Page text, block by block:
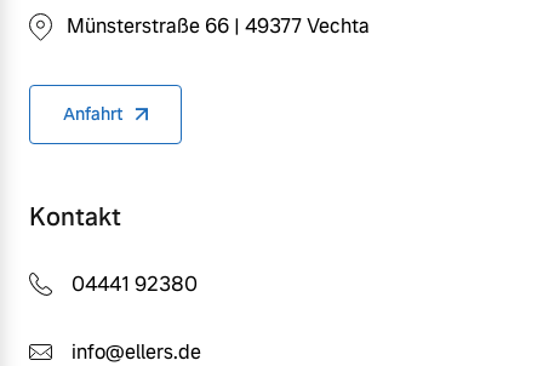
Münsterstraße 66 | 49377 Vechta
Anfahrt
Kontakt
04441 92380
info@ellers.de